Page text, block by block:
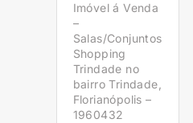
Imóvel á Venda
–
Salas/Conjuntos
Shopping
Trindade no
bairro Trindade,
Florianópolis –
1960432